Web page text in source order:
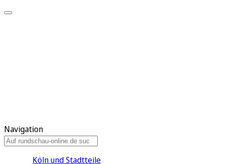
Navigation
Köln und Stadtteile